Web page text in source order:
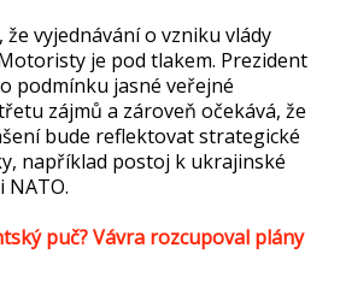
vyjednávání o vzniku vlády
je pod tlakem. Prezident
podmínku jasné veřejné
zájmů a zároveň očekává, že
bude reflektovat strategické
například postoj k ukrajinské
NATO.
puč? Vávra rozcupoval plány